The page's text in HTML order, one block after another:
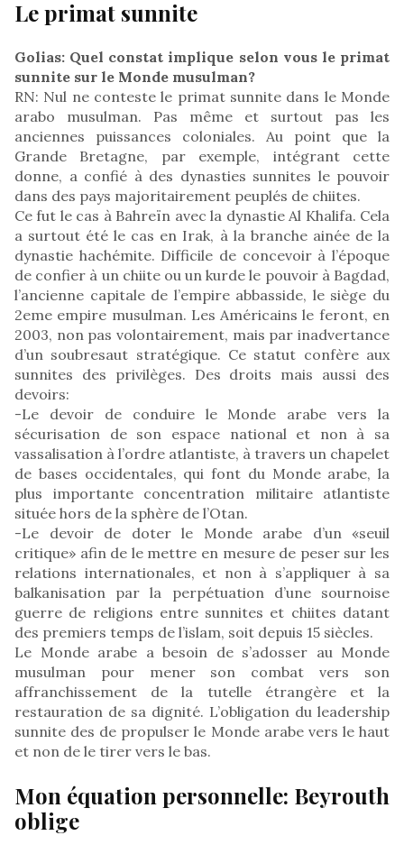
Le primat sunnite
Golias: Quel constat implique selon vous le primat
sunnite sur le Monde musulman?
RN: Nul ne conteste le primat sunnite dans le Monde
arabo musulman. Pas même et surtout pas les
anciennes puissances coloniales. Au point que la
Grande Bretagne, par exemple, intégrant cette
donne, a confié à des dynasties sunnites le pouvoir
dans des pays majoritairement peuplés de chiites.
Ce fut le cas à Bahreïn avec la dynastie Al Khalifa. Cela
a surtout été le cas en Irak, à la branche ainée de la
dynastie hachémite. Difficile de concevoir à l’époque
de confier à un chiite ou un kurde le pouvoir à Bagdad,
l’ancienne capitale de l’empire abbasside, le siège du
2eme empire musulman. Les Américains le feront, en
2003, non pas volontairement, mais par inadvertance
d’un soubresaut stratégique. Ce statut confère aux
sunnites des privilèges. Des droits mais aussi des
devoirs:
-Le devoir de conduire le Monde arabe vers la
sécurisation de son espace national et non à sa
vassalisation à l’ordre atlantiste, à travers un chapelet
de bases occidentales, qui font du Monde arabe, la
plus importante concentration militaire atlantiste
située hors de la sphère de l’Otan.
-Le devoir de doter le Monde arabe d’un «seuil
critique» afin de le mettre en mesure de peser sur les
relations internationales, et non à s’appliquer à sa
balkanisation par la perpétuation d’une sournoise
guerre de religions entre sunnites et chiites datant
des premiers temps de l’islam, soit depuis 15 siècles.
Le Monde arabe a besoin de s’adosser au Monde
musulman pour mener son combat vers son
affranchissement de la tutelle étrangère et la
restauration de sa dignité. L’obligation du leadership
sunnite des de propulser le Monde arabe vers le haut
et non de le tirer vers le bas.
Mon équation personnelle: Beyrouth
oblige